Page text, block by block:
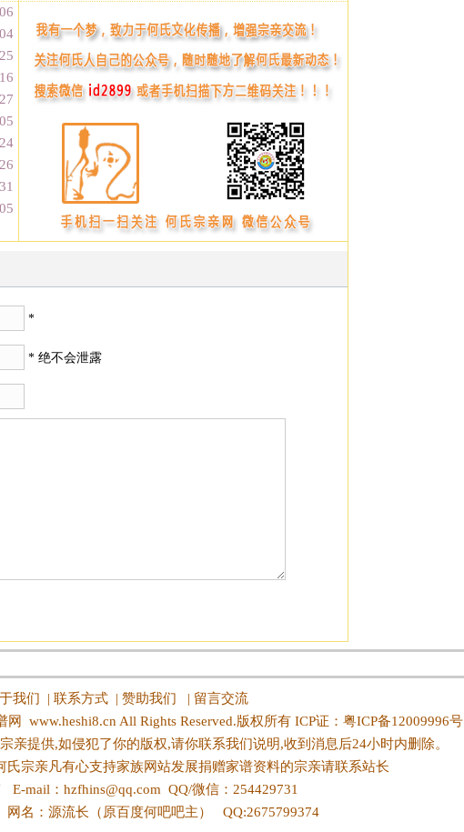
*
* 绝不会泄露
我们 | 联系方式| 赞助我们 | 留言交流
网 www.heshi8.cn All Rights Reserved.版权所有 ICP证： 粤ICP备12009996号
亲提供,如侵犯了你的版权,请你联系我们说明,收到消息后24小时内删除。
氏宗亲凡有心支持家族网站发展捐赠家谱资料的宗亲请联系站长
E-mail：hzfhins@qq.com QQ/微信：254429731
名：源流长（原百度何吧吧主） QQ:2675799374